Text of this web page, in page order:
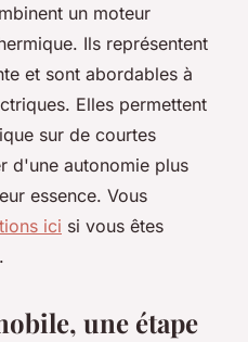
un moteur
Ils représentent
et sont abordables à
Elles permettent
sur de courtes
d'une autonomie plus
essence. Vous
ici si vous êtes
une étape